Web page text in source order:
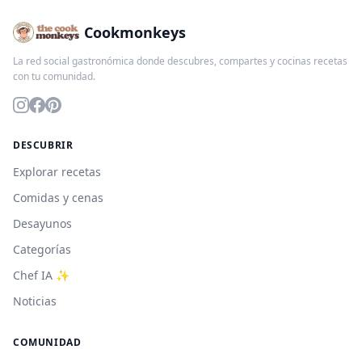
Cookmonkeys
La red social gastronómica donde descubres, compartes y cocinas recetas
con tu comunidad.
DESCUBRIR
Explorar recetas
Comidas y cenas
Desayunos
Categorías
Chef IA ✨
Noticias
COMUNIDAD